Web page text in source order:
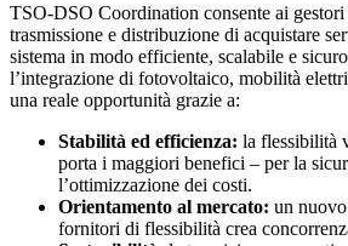
TSO-DSO Coordination consente ai gestori
trasmissione e distribuzione di acquistare
sistema in modo efficiente, scalabile e
l’integrazione di fotovoltaico, mobilità
una reale opportunità grazie a:
Stabilità ed efficienza: la flessibilità
porta i maggiori benefici – per la
l’ottimizzazione dei costi.
Orientamento al mercato: un
fornitori di flessibilità crea